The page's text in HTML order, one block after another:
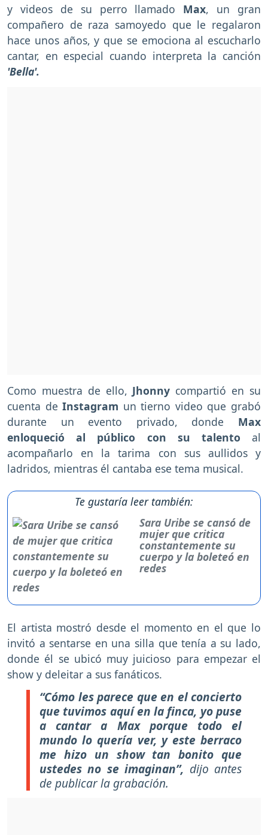
y videos de su perro llamado Max, un gran
compañero de raza samoyedo que le regalaron
hace unos años, y que se emociona al escucharlo
cantar, en especial cuando interpreta la canción
'Bella'.
Como muestra de ello, Jhonny compartió en su
cuenta deInstagram un tierno video que grabó
durante un evento privado, donde Max
enloqueció al público con su talento al
acompañarlo en la tarima con sus aullidos y
ladridos, mientras él cantaba ese tema musical.
Te gustaría leer también:
Sara Uribe se cansó de
mujer que critica
constantemente su
cuerpo y la boleteó en
redes
El artista mostró desde el momento en el que lo
invitó a sentarse en una silla que tenía a su lado,
donde él se ubicó muy juicioso para empezar el
show y deleitar a sus fanáticos.
“Cómo les parece que en el concierto
que tuvimos aquí en la finca, yo puse
a cantar a Max porque todo el
mundo lo quería ver, y este berraco
me hizo un show tan bonito que
ustedes no se imaginan”, dijo antes
de publicar la grabación.